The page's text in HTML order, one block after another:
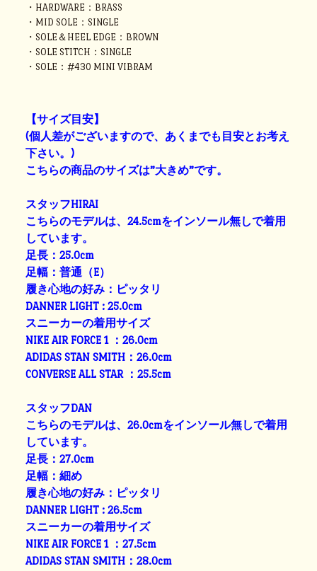
・HARDWARE：BRASS
・MID SOLE：SINGLE
・SOLE＆HEEL EDGE：BROWN
・SOLE STITCH：SINGLE
・SOLE：#430 MINI VIBRAM
【サイズ目安】
(個人差がございますので、あくまでも目安とお考え
下さい。)
こちらの商品のサイズは”大きめ”です。
スタッフHIRAI
こちらのモデルは、24.5cmをインソール無しで着用
しています。
足長：25.0cm
足幅：普通（E）
履き心地の好み：ピッタリ
DANNER LIGHT : 25.0cm
スニーカーの着用サイズ
NIKE AIR FORCE 1 ：26.0cm
ADIDAS STAN SMITH：26.0cm
CONVERSE ALL STAR ：25.5cm
スタッフDAN
こちらのモデルは、26.0cmをインソール無しで着用
しています。
足長：27.0cm
足幅：細め
履き心地の好み：ピッタリ
DANNER LIGHT : 26.5cm
スニーカーの着用サイズ
NIKE AIR FORCE 1 ：27.5cm
ADIDAS STAN SMITH：28.0cm